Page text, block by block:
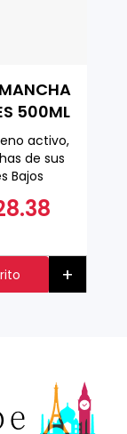
500ML
activo,
de sus
Bajos
+